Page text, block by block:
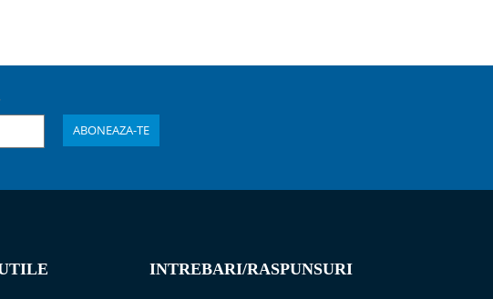
INTREBARI/RASPUNSURI